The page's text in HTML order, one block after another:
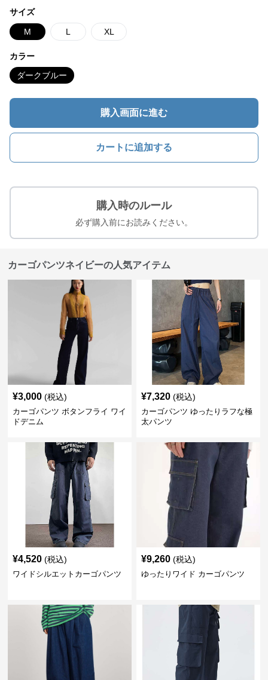
サイズ
M L XL
カラー
ダークブルー
購入画面に進む
カートに追加する
購入時のルール
必ず購入前にお読みください。
カーゴパンツネイビーの人気アイテム
¥3,000 (税込)
カーゴパンツ ボタンフライ ワイ
ドデニム
¥7,320 (税込)
カーゴパンツ ゆったりラフな極
太パンツ
¥4,520 (税込)
ワイドシルエットカーゴパンツ
¥9,260 (税込)
ゆったりワイド カーゴパンツ